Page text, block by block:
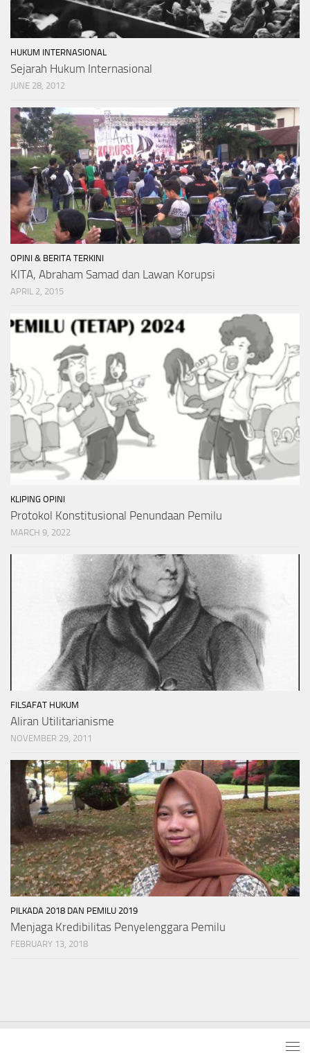
HUKUM INTERNASIONAL
Sejarah Hukum Internasional
JUNE 28, 2012
OPINI & BERITA TERKINI
KITA, Abraham Samad dan Lawan Korupsi
APRIL 2, 2015
KLIPING OPINI
Protokol Konstitusional Penundaan Pemilu
MARCH 9, 2022
FILSAFAT HUKUM
Aliran Utilitarianisme
NOVEMBER 29, 2011
PILKADA 2018 DAN PEMILU 2019
Menjaga Kredibilitas Penyelenggara Pemilu
FEBRUARY 13, 2018